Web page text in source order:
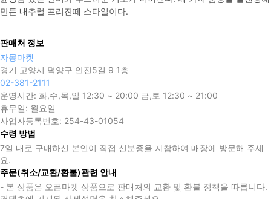
만든 내추럴 프리잔떼 스타일이다.
판매처 정보
자몽마켓
경기 고양시 덕양구 안진5길 9 1층
02-381-2111
운영시간: 화,수,목,일 12:30 ~ 20:00 금,토 12:30 ~ 21:00
휴무일: 월요일
사업자등록번호: 254-43-01054
수령 방법
7일 내로 구매하신 본인이 직접 신분증을 지참하여 매장에 방문해 주세
요.
주문(취소/교환/환불)관련 안내
- 본 상품은 오픈마켓 상품으로 판매처의 교환 및 환불 정책을 따릅니다.